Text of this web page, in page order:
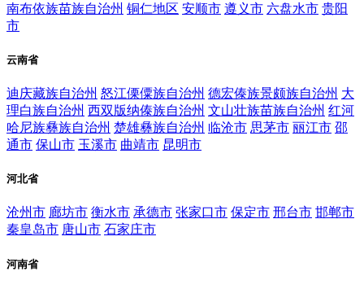
南布依族苗族自治州 铜仁地区 安顺市 遵义市 六盘水市 贵阳
市
云南省
迪庆藏族自治州 怒江傈僳族自治州 德宏傣族景颇族自治州 大
理白族自治州 西双版纳傣族自治州 文山壮族苗族自治州 红河
哈尼族彝族自治州 楚雄彝族自治州 临沧市 思茅市 丽江市 邵
通市 保山市 玉溪市 曲靖市 昆明市
河北省
沧州市 廊坊市 衡水市 承德市 张家口市 保定市 邢台市 邯郸市
秦皇岛市 唐山市 石家庄市
河南省